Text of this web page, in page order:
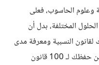
الحاسوب، فعلى
المختلفة، بدل أن
النسبية ومعرفة مدى
تأثيره على عالم الفيزياء أفضل من حفظك لـ 100 قانون